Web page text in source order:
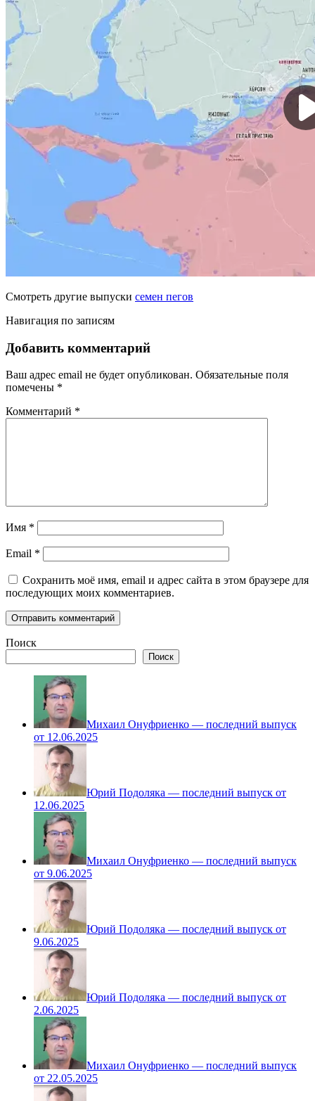
Смотреть другие выпуски семен пегов
Навигация по записям
Добавить комментарий
Ваш адрес email не будет опубликован. Обязательные поля
помечены *
Комментарий *
Имя *
Email *
Сохранить моё имя, email и адрес сайта в этом браузере для
последующих моих комментариев.
Поиск
Поиск
Михаил Онуфриенко — последний выпуск
от 12.06.2025
Юрий Подоляка — последний выпуск от
12.06.2025
Михаил Онуфриенко — последний выпуск
от 9.06.2025
Юрий Подоляка — последний выпуск от
9.06.2025
Юрий Подоляка — последний выпуск от
2.06.2025
Михаил Онуфриенко — последний выпуск
от 22.05.2025